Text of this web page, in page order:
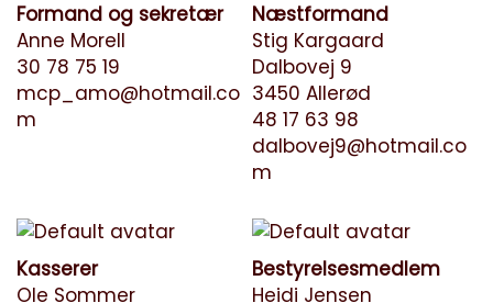
Formand og sekretær
Anne Morell
30 78 75 19
mcp_amo@hotmail.co
m
Næstformand
Stig Kargaard
Dalbovej 9
3450 Allerød
48 17 63 98
dalbovej9@hotmail.co
m
Kasserer
Ole Sommer
Bestyrelsesmedlem
Heidi Jensen